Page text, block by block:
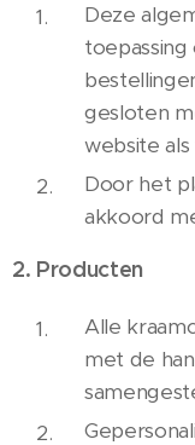
Deze
gesloten
website
Door het
akkoord
2. Producten
Alle
met de